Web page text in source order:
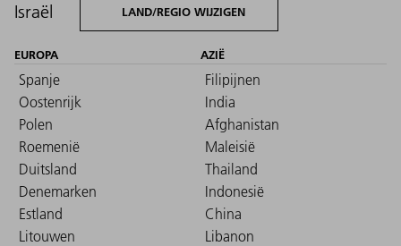
Israël LAND/REGIO WIJZIGEN
EUROPA
Spanje
Oostenrijk
Polen
Roemenië
Duitsland
Denemarken
Estland
Litouwen
AZIË
Filipijnen
India
Afghanistan
Maleisië
Thailand
Indonesië
China
Libanon